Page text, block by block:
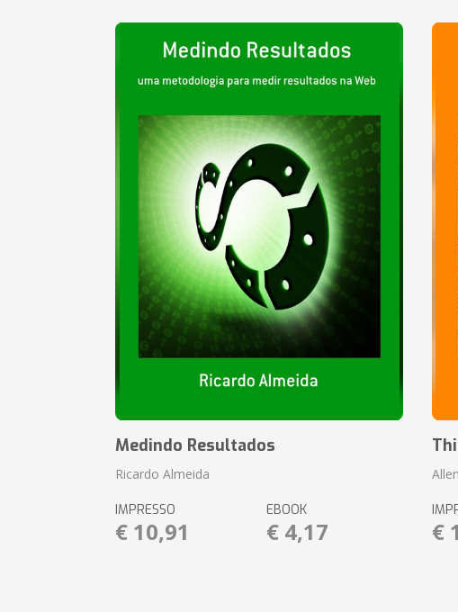
Medindo Resultados
Ricardo Almeida
IMPRESSO
€ 10,91
EBOOK
€ 4,17 €